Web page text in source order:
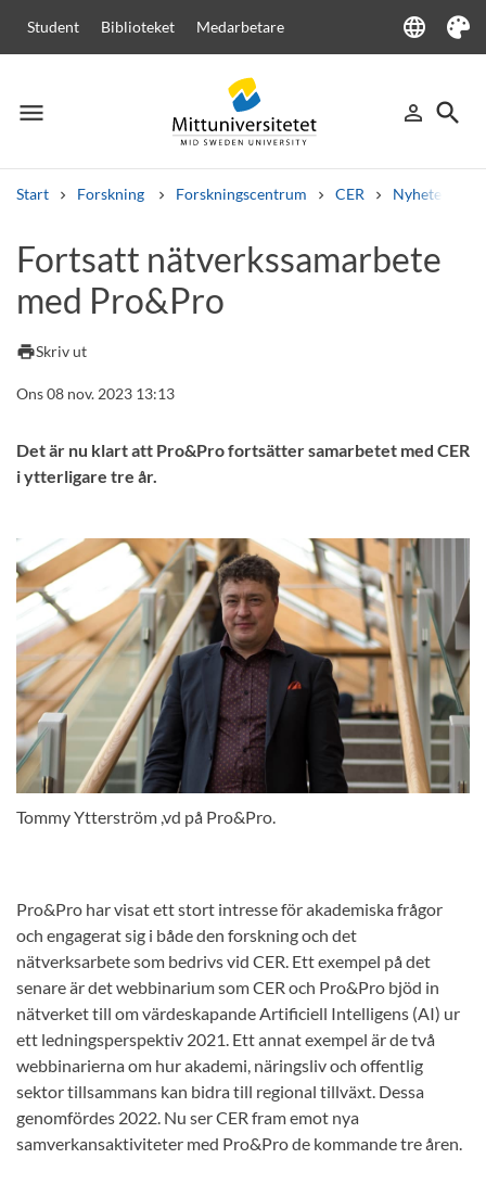
Student Biblioteket Medarbetare language
Language
Tema
menu
Meny person_outline
Logga in
search
Sök
Start Forskning Forskningscentrum CER Nyheter från
Andra söktjänster
Kurser och programKursplaner
Fortsatt nätverkssamarbete
med Pro&Pro
printSkriv ut
Ons 08 nov. 2023 13:13
Det är nu klart att Pro&Pro fortsätter samarbetet med CER
i ytterligare tre år.
Tommy Ytterström ,vd på Pro&Pro.
Pro&Pro har visat ett stort intresse för akademiska frågor
och engagerat sig i både den forskning och det
nätverksarbete som bedrivs vid CER. Ett exempel på det
senare är det webbinarium som CER och Pro&Pro bjöd in
nätverket till om värdeskapande Artificiell Intelligens (AI) ur
ett ledningsperspektiv 2021. Ett annat exempel är de två
webbinarierna om hur akademi, näringsliv och offentlig
sektor tillsammans kan bidra till regional tillväxt. Dessa
genomfördes 2022. Nu ser CER fram emot nya
samverkansaktiviteter med Pro&Pro de kommande tre åren.